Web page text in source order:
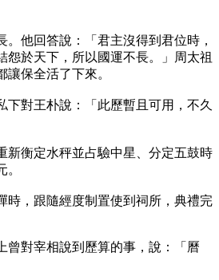
他回答說：「君主沒得到君位時，
於天下，所以國運不長。」周太祖
保全活了下來。
對王朴說：「此歷暫且可用，不久
新衡定水秤並占驗中星、分定五鼓時
時，跟隨經度制置使到祠所，典禮完
曾對宰相說到歷算的事，說：「曆